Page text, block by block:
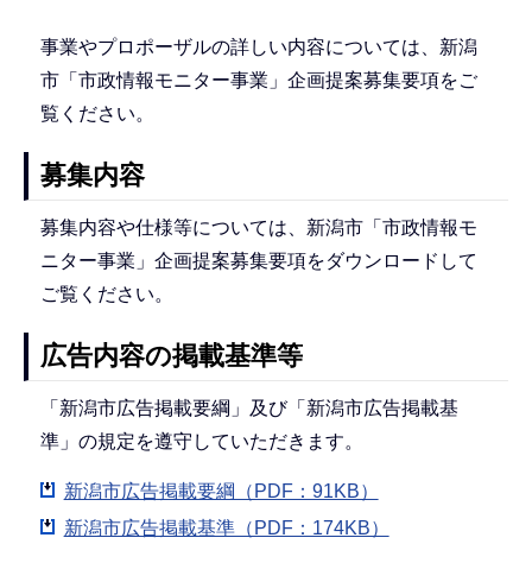
事業やプロポーザルの詳しい内容については、新潟
市「市政情報モニター事業」企画提案募集要項をご
覧ください。
募集内容
募集内容や仕様等については、新潟市「市政情報モ
ニター事業」企画提案募集要項をダウンロードして
ご覧ください。
広告内容の掲載基準等
「新潟市広告掲載要綱」及び「新潟市広告掲載基
準」の規定を遵守していただきます。
新潟市広告掲載要綱（PDF：91KB）
新潟市広告掲載基準（PDF：174KB）